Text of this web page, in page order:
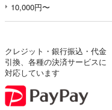
10,000円〜
クレジット・銀行振込・代金
引換、各種の決済サービスに
対応しています